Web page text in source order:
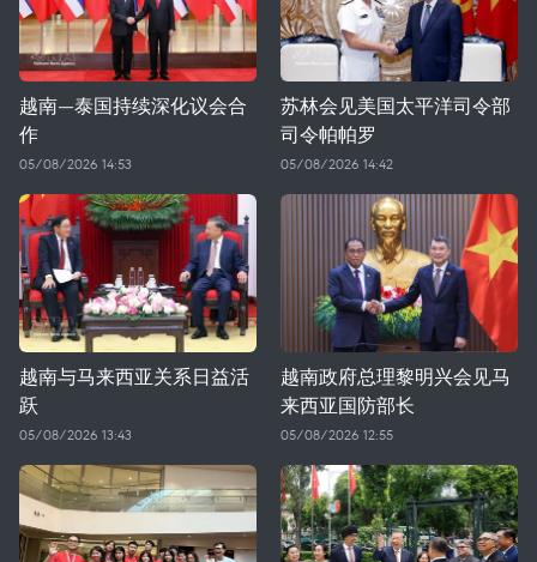
越南—泰国持续深化议会合
作
05/08/2026 14:53
苏林会见美国太平洋司令部
司令帕帕罗
05/08/2026 14:42
越南与马来西亚关系日益活
跃
05/08/2026 13:43
越南政府总理黎明兴会见马
来西亚国防部长
05/08/2026 12:55